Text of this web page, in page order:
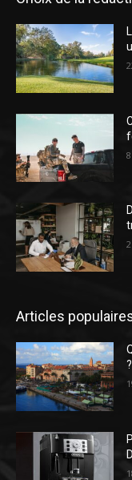
Articles
?